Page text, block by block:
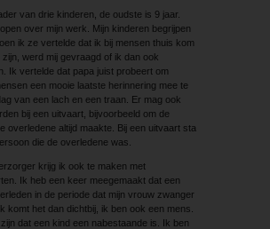
van drie kinderen, de oudste is 9 jaar.
over mijn werk. Mijn kinderen begrijpen
ik ze vertelde dat ik bij mensen thuis kom
zijn, werd mij gevraagd of ik dan ook
Ik vertelde dat papa juist probeert om
een mooie laatste herinnering mee te
van een lach en een traan. Er mag ook
bij een uitvaart, bijvoorbeeld om de
overledene altijd maakte. Bij een uitvaart sta
die de overledene was.
krijg ik ook te maken met
Ik heb een keer meegemaakt dat een
in de periode dat mijn vrouw zwanger
komt het dan dichtbij, ik ben ook een mens.
dat een kind een nabestaande is. Ik ben